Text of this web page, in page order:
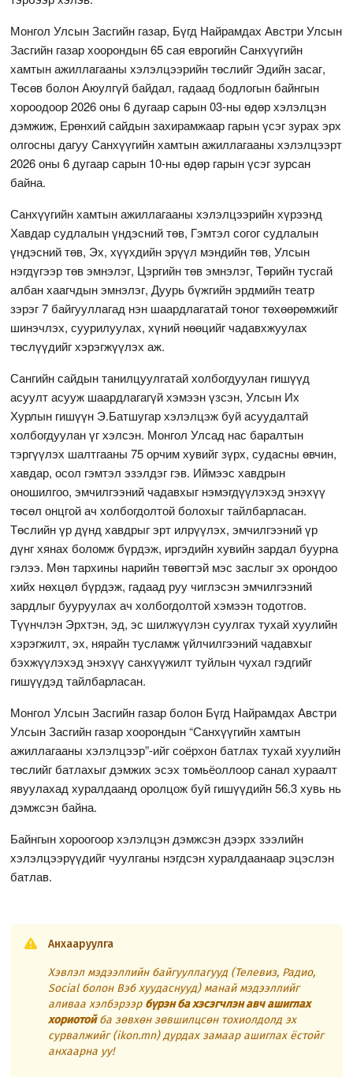
Монгол Улсын Засгийн газар, Бүгд Найрамдах Австри Улсын
Засгийн газар хоорондын 65 сая еврогийн Санхүүгийн
хамтын ажиллагааны хэлэлцээрийн төслийг Эдийн засаг,
Төсөв болон Аюулгүй байдал, гадаад бодлогын байнгын
хороодоор 2026 оны 6 дугаар сарын 03-ны өдөр хэлэлцэн
дэмжиж, Ерөнхий сайдын захирамжаар гарын үсэг зурах эрх
олгосны дагуу Санхүүгийн хамтын ажиллагааны хэлэлцээрт
2026 оны 6 дугаар сарын 10-ны өдөр гарын үсэг зурсан
байна.
Санхүүгийн хамтын ажиллагааны хэлэлцээрийн хүрээнд
Хавдар судлалын үндэсний төв, Гэмтэл согог судлалын
үндэсний төв, Эх, хүүхдийн эрүүл мэндийн төв, Улсын
нэгдүгээр төв эмнэлэг, Цэргийн төв эмнэлэг, Төрийн тусгай
албан хаагчдын эмнэлэг, Дуурь бүжгийн эрдмийн театр
зэрэг 7 байгууллагад нэн шаардлагатай тоног төхөөрөмжийг
шинэчлэх, суурилуулах, хүний нөөцийг чадавхжуулах
төслүүдийг хэрэгжүүлэх аж.
Сангийн сайдын танилцуулгатай холбогдуулан гишүүд
асуулт асууж шаардлагагүй хэмээн үзсэн, Улсын Их
Хурлын гишүүн Э.Батшугар хэлэлцэж буй асуудалтай
холбогдуулан үг хэлсэн. Монгол Улсад нас баралтын
тэргүүлэх шалтгааны 75 орчим хувийг зүрх, судасны өвчин,
хавдар, осол гэмтэл эзэлдэг гэв. Иймээс хавдрын
оношилгоо, эмчилгээний чадавхыг нэмэгдүүлэхэд энэхүү
төсөл онцгой ач холбогдолтой болохыг тайлбарласан.
Төслийн үр дүнд хавдрыг эрт илрүүлэх, эмчилгээний үр
дүнг хянах боломж бүрдэж, иргэдийн хувийн зардал буурна
гэлээ. Мөн тархины нарийн төвөгтэй мэс заслыг эх орондоо
хийх нөхцөл бүрдэж, гадаад руу чиглэсэн эмчилгээний
зардлыг бууруулах ач холбогдолтой хэмээн тодотгов.
Түүнчлэн Эрхтэн, эд, эс шилжүүлэн суулгах тухай хуулийн
хэрэгжилт, эх, нярайн тусламж үйлчилгээний чадавхыг
бэхжүүлэхэд энэхүү санхүүжилт туйлын чухал гэдгийг
гишүүдэд тайлбарласан.
Монгол Улсын Засгийн газар болон Бүгд Найрамдах Австри
Улсын Засгийн газар хоорондын “Санхүүгийн хамтын
ажиллагааны хэлэлцээр”-ийг соёрхон батлах тухай хуулийн
төслийг батлахыг дэмжих эсэх томьёоллоор санал хураалт
явуулахад хуралдаанд оролцож буй гишүүдийн 56.3 хувь нь
дэмжсэн байна.
Байнгын хороогоор хэлэлцэн дэмжсэн дээрх зээлийн
хэлэлцээрүүдийг чуулганы нэгдсэн хуралдаанаар эцэслэн
батлав.
Анхааруулга
Хэвлэл мэдээллийн байгууллагууд (Телевиз, Радио,
Social болон Вэб хуудаснууд) манай мэдээллийг
аливаа хэлбэрээр бүрэн ба хэсэгчлэн авч ашиглах
хориотойба зөвхөн зөвшилцсөн тохиолдолд эх
сурвалжийг (ikon.mn) дурдах замаар ашиглах ёстойг
анхаарна уу!